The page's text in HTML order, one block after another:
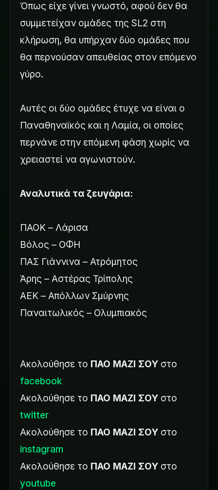
Όπως είχε γίνει γνωστό, αφού δεν θα
συμμετείχαν ομάδες της SL2 στη
κλήρωση, θα υπήρχαν δύο ομάδες που
θα περνούσαν απευθείας στον επόμενο
γύρο.
Αυτές οι δύο ομάδες έτυχε να είναι ο
Παναθηναϊκός και η Λαμία, οι οποίες
περνάνε στην επόμενη φάση χωρίς να
χρειαστεί να αγωνιστούν.
Αναλυτικά τα ζευγάρια:
ΠΑΟΚ – Λάρισα
Βόλος – ΟΦΗ
ΠΑΣ Γιάννινα – Ατρόμητος
Άρης – Αστέρας Τρίπολης
ΑΕΚ – Απόλλων Σμύρνης
Παναιτωλικός – Ολυμπιακός
Ακολούθησε το ΠΑΟ ΜΑΖΙ ΣΟΥ στο
facebook
Ακολούθησε το ΠΑΟ ΜΑΖΙ ΣΟΥ στο
twitter
Ακολούθησε το ΠΑΟ ΜΑΖΙ ΣΟΥ στο
instagram
Ακολούθησε το ΠΑΟ ΜΑΖΙ ΣΟΥ στο
youtube